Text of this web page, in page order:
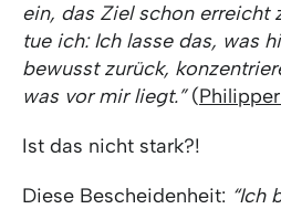
ein, das Ziel schon erreicht
tue ich: Ich lasse das, was
bewusst zurück,
was vor mir liegt.”(
Ist das nicht stark?!
Diese Bescheidenheit: “Ich